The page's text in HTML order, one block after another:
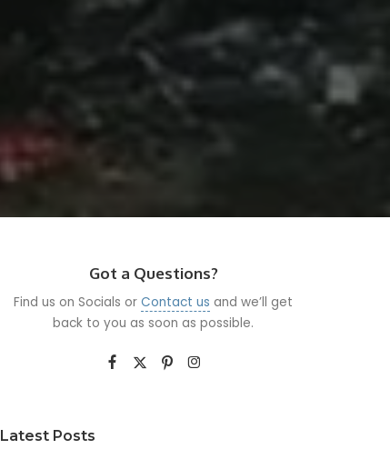
Got a Questions?
Find us on Socials orContact us and we’ll get
back to you as soon as possible.
Latest Posts